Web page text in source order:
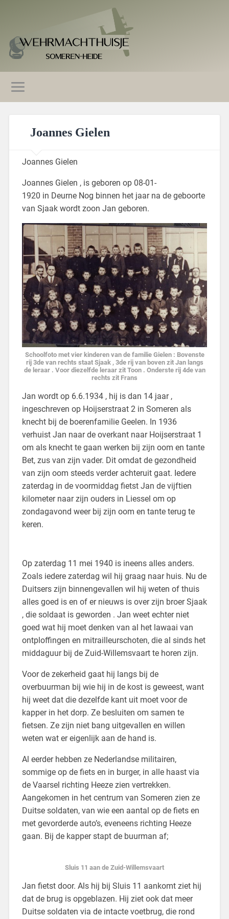
Joannes Gielen
Joannes Gielen
Joannes Gielen , is geboren op 08-01-
1920 in Deurne Nog binnen het jaar na de geboorte
van Sjaak wordt zoon Jan geboren.
Schoolfoto met vier kinderen van de familie Gielen : Bovenste
rij 3de van rechts staat Sjaak , 3de rij van boven zit Jan langs
de leraar . Voor diezelfde leraar zit Toon . Onderste rij 4de van
rechts zit Frans
Jan wordt op 6.6.1934 , hij is dan 14 jaar ,
ingeschreven op Hoijserstraat 2 in Someren als
knecht bij de boerenfamilie Geelen. In 1936
verhuist Jan naar de overkant naar Hoijserstraat 1
om als knecht te gaan werken bij zijn oom en tante
Bet, zus van zijn vader. Dit omdat de gezondheid
van zijn oom steeds verder achteruit gaat. Iedere
zaterdag in de voormiddag fietst Jan de vijftien
kilometer naar zijn ouders in Liessel om op
zondagavond weer bij zijn oom en tante terug te
keren.
Op zaterdag 11 mei 1940 is ineens alles anders.
Zoals iedere zaterdag wil hij graag naar huis. Nu de
Duitsers zijn binnengevallen wil hij weten of thuis
alles goed is en of er nieuws is over zijn broer Sjaak
, die soldaat is geworden . Jan weet echter niet
goed wat hij moet denken van al het lawaai van
ontploffingen en mitrailleurschoten, die al sinds het
middaguur bij de Zuid-Willemsvaart te horen zijn.
Voor de zekerheid gaat hij langs bij de
overbuurman bij wie hij in de kost is geweest, want
hij weet dat die dezelfde kant uit moet voor de
kapper in het dorp. Ze besluiten om samen te
fietsen. Ze zijn niet bang uitgevallen en willen
weten wat er eigenlijk aan de hand is.
Al eerder hebben ze Nederlandse militairen,
sommige op de fiets en in burger, in alle haast via
de Vaarsel richting Heeze zien vertrekken.
Aangekomen in het centrum van Someren zien ze
Duitse soldaten, van wie een aantal op de fiets en
met gevorderde auto’s, eveneens richting Heeze
gaan. Bij de kapper stapt de buurman af;
Sluis 11 aan de Zuid-Willemsvaart
Jan fietst door. Als hij bij Sluis 11 aankomt ziet hij
dat de brug is opgeblazen. Hij ziet ook dat meer
Duitse soldaten via de intacte voetbrug, die rond